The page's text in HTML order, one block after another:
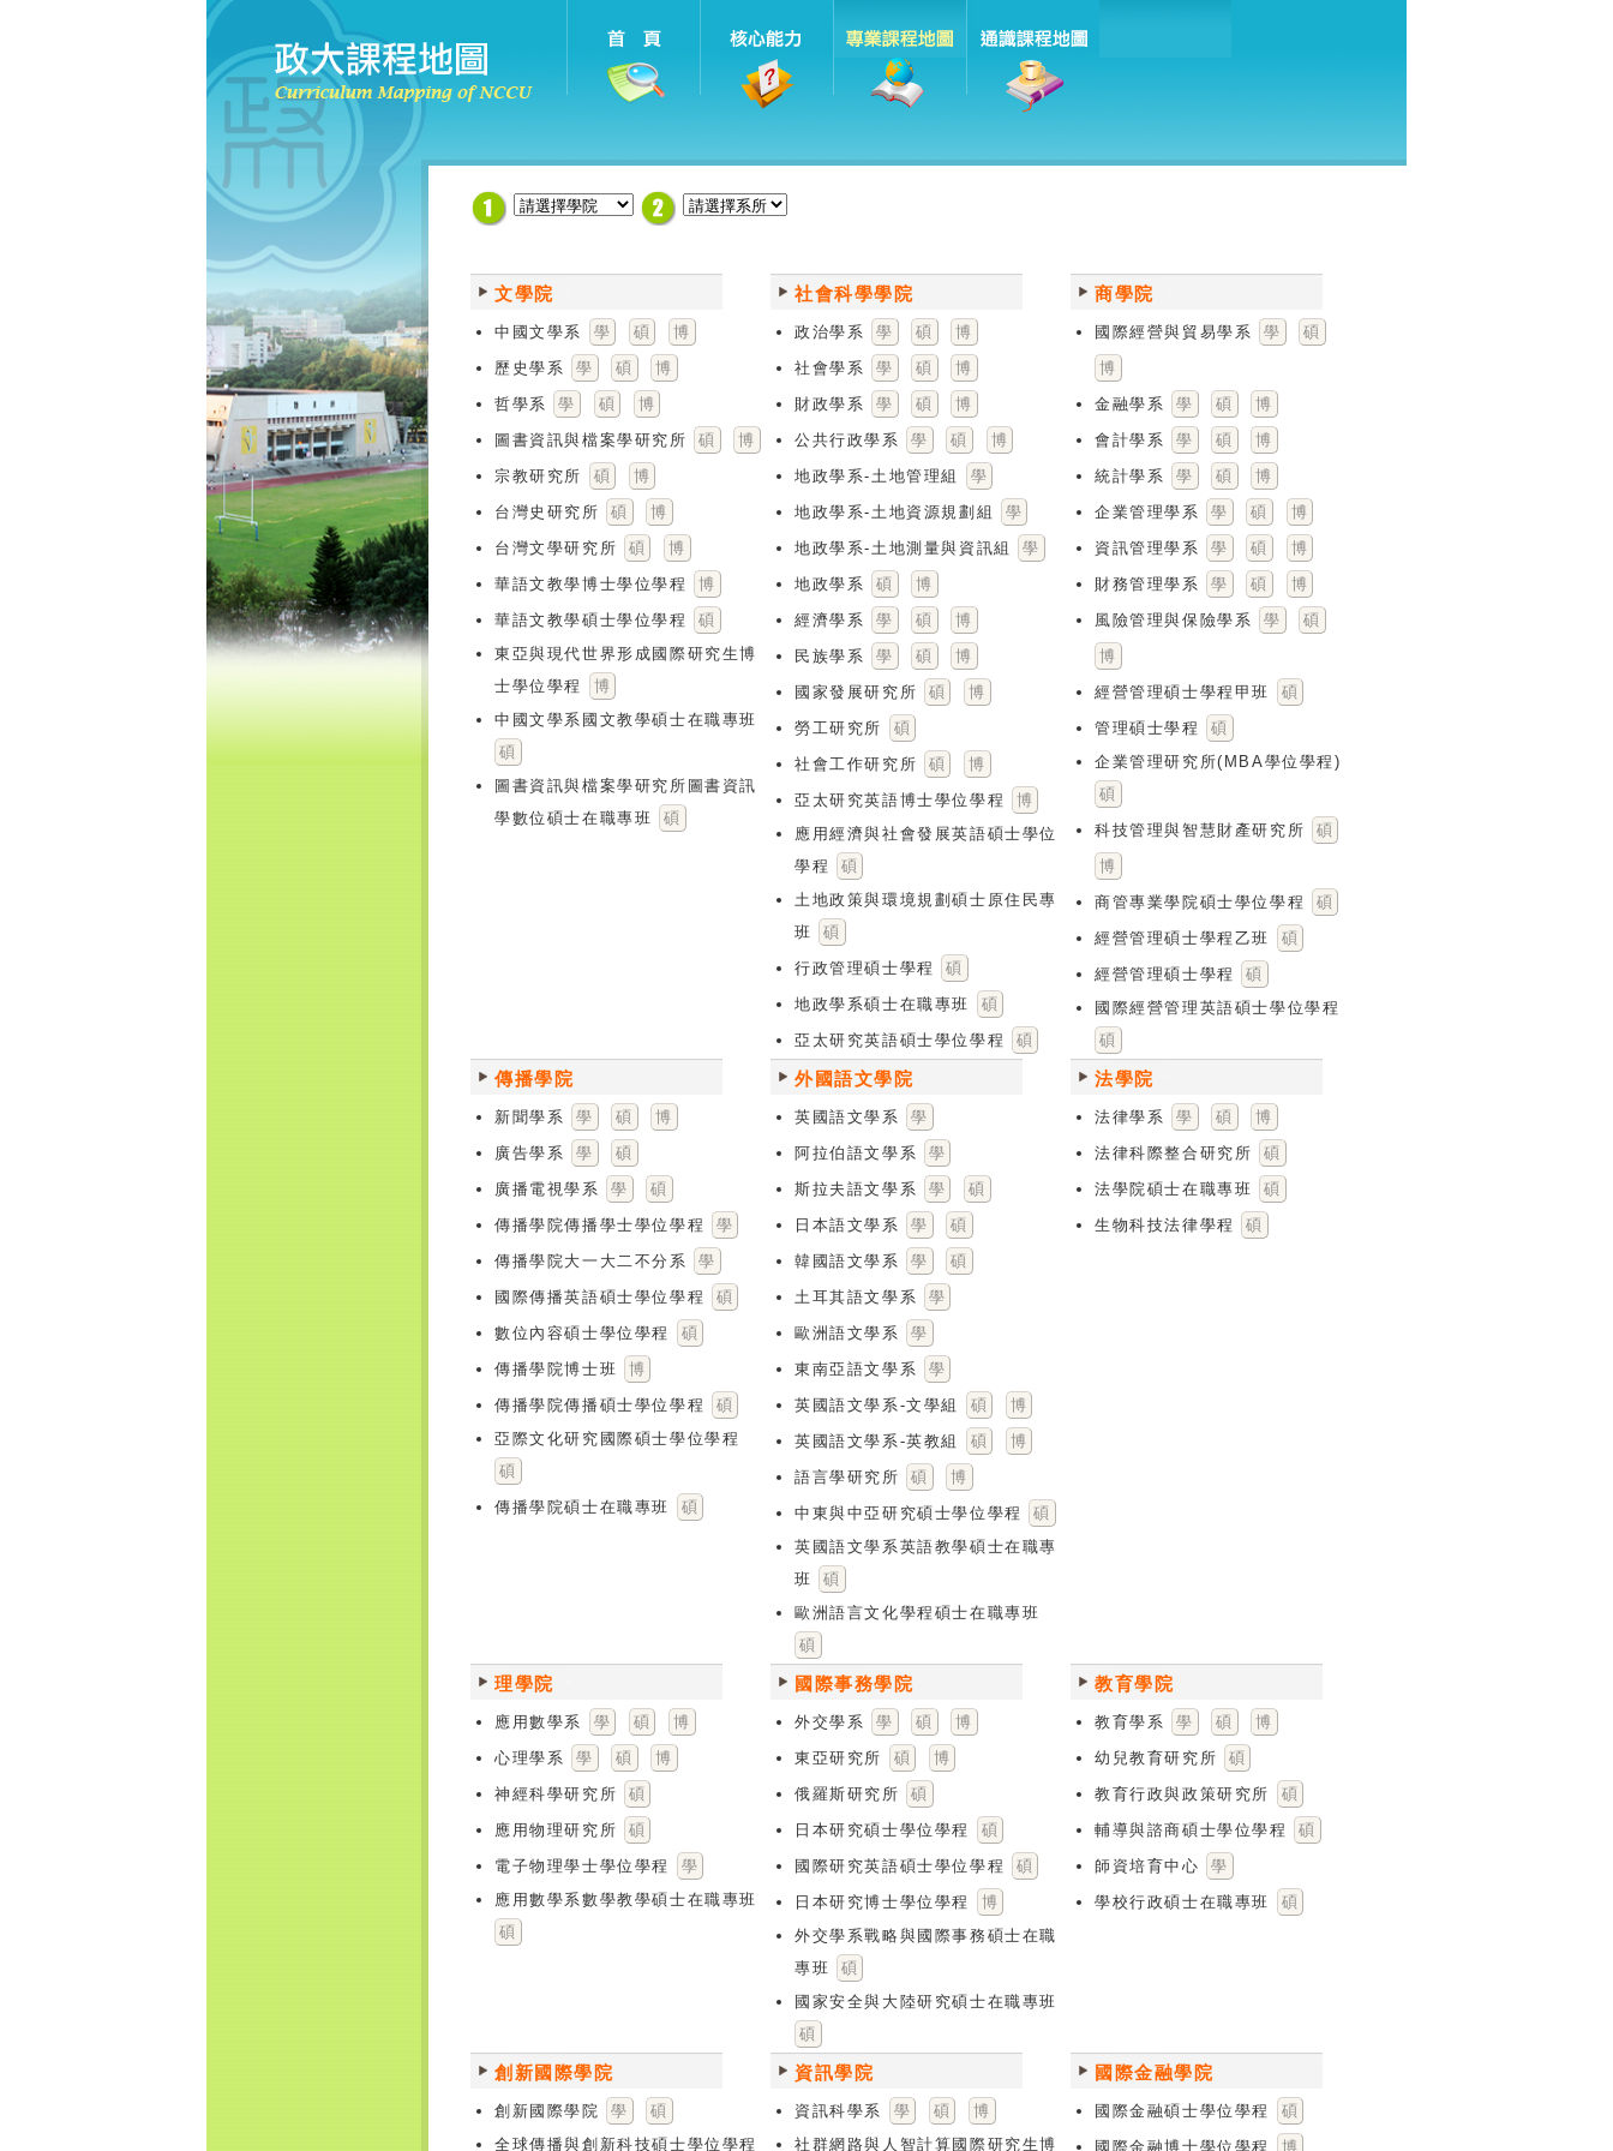
文學院
中國文學系 學 碩
博
歷史學系
學 碩
博
哲學系
學 碩
博
圖書資訊與檔案學研究所
碩
博
宗教研究所
碩
博
台灣史研究所
碩
博
台灣文學研究所
碩
博
華語文教學博士學位學程
博
華語文教學碩士學位學程
碩
東亞與現代世界形成國際研究生博
士學位學程
博
中國文學系國文教學碩士在職專班
碩
圖書資訊與檔案學研究所圖書資訊
學數位碩士在職專班
碩
社會科學學院
政治學系 學 碩
博
社會學系
學 碩
博
財政學系
學 碩
博
公共行政學系
學 碩
博
地政學系-土地管理組
學
地政學系-土地資源規劃組
學
地政學系-土地測量與資訊組
學
地政學系
碩
博
經濟學系
學 碩
博
民族學系
學 碩
博
國家發展研究所
碩
博
勞工研究所
碩
社會工作研究所
碩
博
亞太研究英語博士學位學程
博
應用經濟與社會發展英語碩士學位
學程
碩
土地政策與環境規劃碩士原住民專
班
碩
行政管理碩士學程
碩
地政學系碩士在職專班
碩
亞太研究英語碩士學位學程
碩
商學院
國際經營與貿易學系 學
碩
博
金融學系
學 碩
博
會計學系
學 碩
博
統計學系
學 碩
博
企業管理學系
學 碩
博
資訊管理學系
學 碩
博
財務管理學系
學 碩
博
風險管理與保險學系
學
碩
博
經營管理碩士學程甲班
碩
管理碩士學程
碩
企業管理研究所(MBA學位學程)
碩
科技管理與智慧財產研究所
碩
博
商管專業學院碩士學位學程
碩
經營管理碩士學程乙班
碩
經營管理碩士學程
碩
國際經營管理英語碩士學位學程
碩
傳播學院
新聞學系 學 碩
博
廣告學系
學
碩
廣播電視學系
學
碩
傳播學院傳播學士學位學程
學
傳播學院大一大二不分系
學
國際傳播英語碩士學位學程
碩
數位內容碩士學位學程
碩
傳播學院博士班
博
傳播學院傳播碩士學位學程
碩
亞際文化研究國際碩士學位學程
碩
傳播學院碩士在職專班
碩
外國語文學院
英國語文學系
學
阿拉伯語文學系
學
斯拉夫語文學系
學
碩
日本語文學系
學
碩
韓國語文學系
學
碩
土耳其語文學系
學
歐洲語文學系
學
東南亞語文學系
學
英國語文學系-文學組
碩
博
英國語文學系-英教組
碩
博
語言學研究所
碩
博
中東與中亞研究碩士學位學程
碩
英國語文學系英語教學碩士在職專
班
碩
歐洲語言文化學程碩士在職專班
碩
法學院
法律學系 學 碩
博
法律科際整合研究所
碩
法學院碩士在職專班
碩
生物科技法律學程
碩
理學院
應用數學系 學 碩
博
心理學系
學 碩
博
神經科學研究所
碩
應用物理研究所
碩
電子物理學士學位學程
學
應用數學系數學教學碩士在職專班
碩
國際事務學院
外交學系 學 碩
博
東亞研究所
碩
博
俄羅斯研究所
碩
日本研究碩士學位學程
碩
國際研究英語碩士學位學程
碩
日本研究博士學位學程
博
外交學系戰略與國際事務碩士在職
專班
碩
國家安全與大陸研究碩士在職專班
碩
教育學院
教育學系 學 碩
博
幼兒教育研究所
碩
教育行政與政策研究所
碩
輔導與諮商碩士學位學程
碩
師資培育中心
學
學校行政碩士在職專班
碩
創新國際學院
創新國際學院 學
碩
全球傳播與創新科技碩士學位學程
資訊學院
資訊科學系 學 碩
博
社群網路與人智計算國際研究生博
國際金融學院
國際金融碩士學位學程
碩
國際金融博士學位學程
博